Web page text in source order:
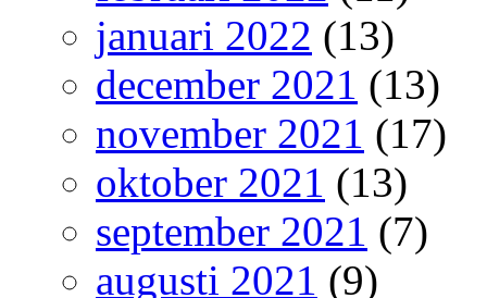
januari 2022 (13)
december 2021 (13)
november 2021 (17)
oktober 2021 (13)
september 2021 (7)
augusti 2021 (9)